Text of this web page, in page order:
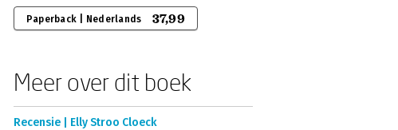
Paperback | Nederlands 37,99
Meer over dit boek
Recensie | Elly Stroo Cloeck